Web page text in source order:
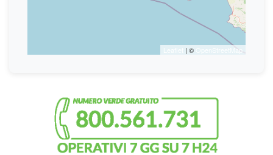
Leaflet | © OpenStreetMap